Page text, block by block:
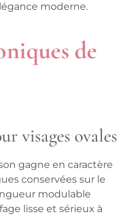
moderne.
de
visages ovales
gagne en caractère
conservées sur le
modulable
lisse et sérieux à